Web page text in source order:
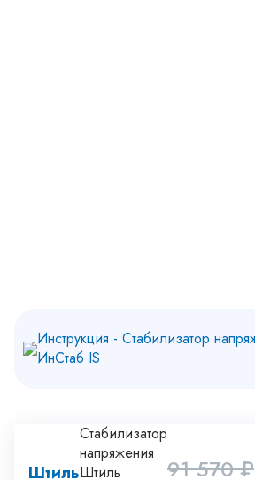
Инструкция - Стабилизатор
ИнСтаб IS
Штиль
Стабилизатор
напряжения
Штиль
91 570 ₽